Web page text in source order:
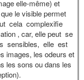
elle-même) et
le visible permet
cela complexifie
, car, elle peut se
sensibles, elle est
images, les odeurs et
les sons ou dans les